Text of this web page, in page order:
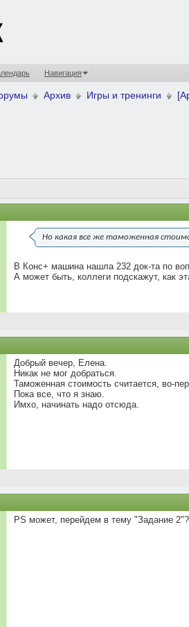
Навигация
Архив Игры и тренинги
Но какая все же таможенная
В Конс+ машина нашла 232 док-та по
А может быть, коллеги подскажут, как
Добрый вечер, Елена.
Никак не мог добраться.
Таможенная стоимость считается, во-
Пока все, что я знаю.
Имхо, начинать надо отсюда.
PS может, перейдем в тему "Задание 2"?